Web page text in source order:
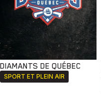
DIAMANTS DE QUÉBEC
SPORT ET PLEIN AIR